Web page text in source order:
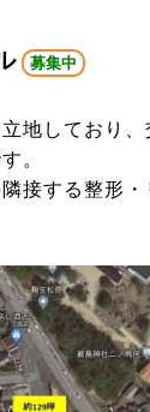
募集中
地しており
。
接する整形